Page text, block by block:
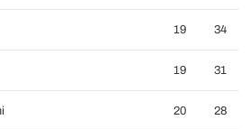
19 34
19 31
20 28